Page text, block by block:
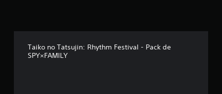
Taiko no Tatsujin: Rhythm Festival - Pack de
SPY×FAMILY